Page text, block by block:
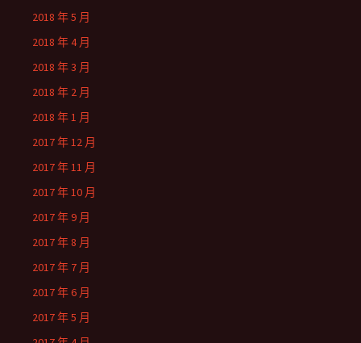
2018 年 5 月
2018 年 4 月
2018 年 3 月
2018 年 2 月
2018 年 1 月
2017 年 12 月
2017 年 11 月
2017 年 10 月
2017 年 9 月
2017 年 8 月
2017 年 7 月
2017 年 6 月
2017 年 5 月